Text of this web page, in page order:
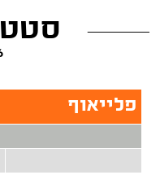
פלייאוף